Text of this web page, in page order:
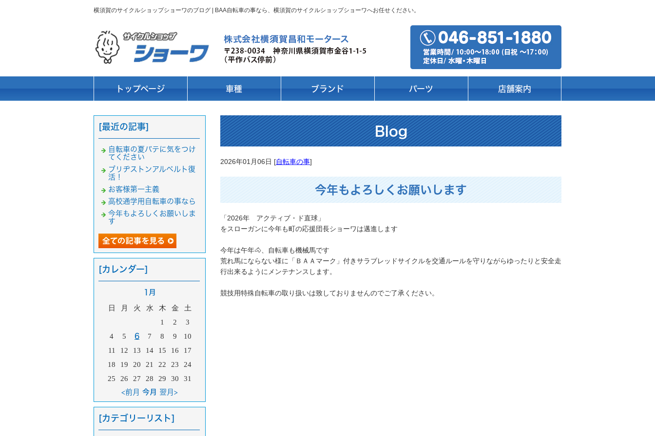
横須賀のサイクルショップショーワのブログ | BAA自転車の事なら、横須賀のサイクルショップショーワへお任せください。
トップページ 車種 ブランド パーツ 店舗案内
Blog
2026年01月06日 [自転車の事]
今年もよろしくお願いします
「2026年 アクティブ・ド直球」
をスローガンに今年も町の応援団長ショーワは邁進します
今年は午年🐴、自転車も機械馬です
荒れ馬にならない様に「ＢＡＡマーク」付きサラブレッドサイクルを交通ルールを守りながらゆったりと安全走
行出来るようにメンテナンスします。
競技用特殊自転車の取り扱いは致しておりませんのでご了承ください。
[最近の記事]
自転車の夏バテに気をつけ
てください
ブリヂストンアルベルト復
活！
お客様第一主義
高校通学用自転車の事なら
今年もよろしくお願いしま
す
[カレンダー]
1月
日 月 火 水 木 金
土
1
2
3
4
5 6 7 8 9
10
11
12 13 14 15 16
17
18
19 20 21 22 23
24
25
26 27 28 29 30 31
<前月 今月 翌月>
[カテゴリーリスト]